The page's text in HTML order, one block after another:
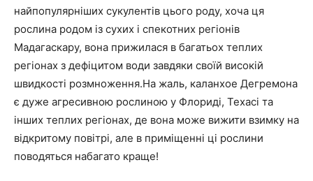
найпопулярніших сукулентів цього роду, хоча ця
рослина родом із сухих і спекотних регіонів
Мадагаскару, вона прижилася в багатьох теплих
регіонах з дефіцитом води завдяки своїй високій
швидкості розмноження.На жаль, каланхое Дегремона
є дуже агресивною рослиною у Флориді, Техасі та
інших теплих регіонах, де вона може вижити взимку на
відкритому повітрі, але в приміщенні ці рослини
поводяться набагато краще!